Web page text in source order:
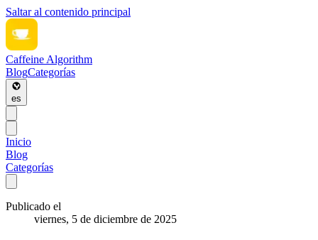
Saltar al contenido principal
Caffeine Algorithm
BlogCategorías
es
Inicio
Blog
Categorías
Publicado el
viernes, 5 de diciembre de 2025